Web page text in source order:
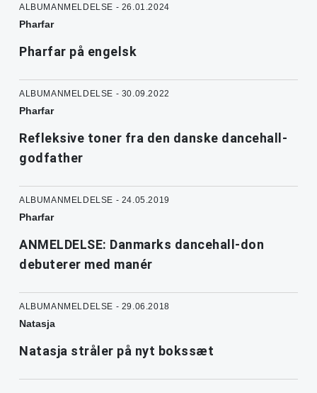
ALBUMANMELDELSE - 26.01.2024
Pharfar
Pharfar på engelsk
ALBUMANMELDELSE - 30.09.2022
Pharfar
Refleksive toner fra den danske dancehall-
godfather
ALBUMANMELDELSE - 24.05.2019
Pharfar
ANMELDELSE: Danmarks dancehall-don
debuterer med manér
ALBUMANMELDELSE - 29.06.2018
Natasja
Natasja stråler på nyt bokssæt